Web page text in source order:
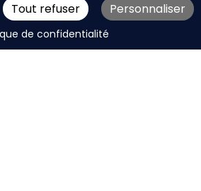
UN DEVIS
RÉSEAUX SOCIAUX
LÉGALES
Tout refuser Personnaliser
de confidentialité